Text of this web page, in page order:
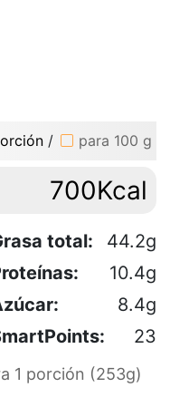
/ para 100 g
700Kcal
total:
44.2g
10.4g
8.4g
23
1 porción (253g)